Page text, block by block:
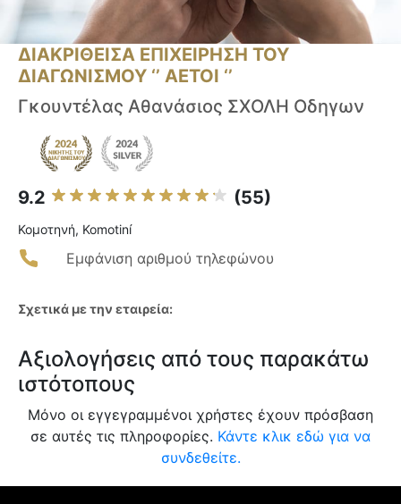
ΔΙΑΚΡΙΘΕΙΣΑ ΕΠΙΧΕΙΡΗΣΗ ΤΟΥ
ΔΙΑΓΩΝΙΣΜΟΥ ‘’ ΑΕΤΟΙ ‘’
Γκουντέλας Αθανάσιος ΣΧΟΛΗ Οδηγων
9.2 (55)
Κομοτηνή, Komotiní
Εμφάνιση αριθμού τηλεφώνου
Σχετικά με την εταιρεία:
Αξιολογήσεις από τους παρακάτω
ιστότοπους
Μόνο οι εγγεγραμμένοι χρήστες έχουν πρόσβαση
σε αυτές τις πληροφορίες. Κάντε κλικ εδώ για να
συνδεθείτε.